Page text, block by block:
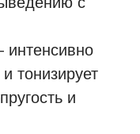
тонизирует
и